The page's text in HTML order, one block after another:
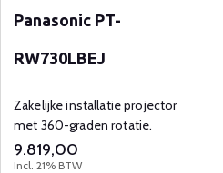
Panasonic PT-
RW730LBEJ
Zakelijke installatie projector
met 360-graden rotatie.
9.819,00
Incl. 21% BTW